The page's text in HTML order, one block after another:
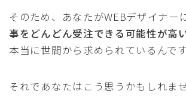
そのため、あなたがWEBデザイナー
事をどんどん受注できる可能性が高
本当に世間から求められているんです
それであなたはこう思うかもしれませ